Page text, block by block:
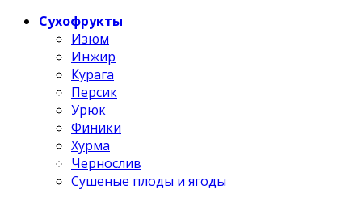
Сухофрукты
Изюм
Инжир
Курага
Персик
Урюк
Финики
Хурма
Чернослив
Сушеные плоды и ягоды